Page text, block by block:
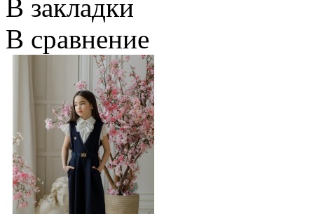
В закладки
В сравнение